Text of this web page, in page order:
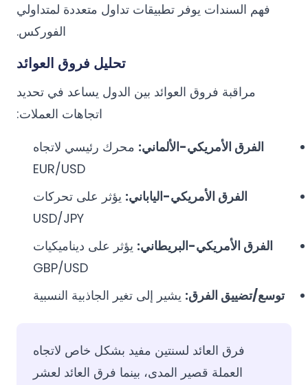
فهم السندات يوفر تطبيقات تداول متعددة لمتداولي
الفوركس.
تحليل فروق العوائد
مراقبة فروق العوائد بين الدول يساعد في تحديد
اتجاهات العملات:
الفرق الأمريكي-الألماني: محرك رئيسي لاتجاه
EUR/USD
الفرق الأمريكي-الياباني: يؤثر على تحركات
USD/JPY
الفرق الأمريكي-البريطاني: يؤثر على ديناميكيات
GBP/USD
توسع/تضييق الفرق: يشير إلى تغير الجاذبية النسبية
فرق العائد لسنتين مفيد بشكل خاص لاتجاه
العملة قصير المدى، بينما فرق العائد لعشر